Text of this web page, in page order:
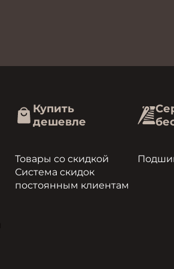
Купить
дешевле
Товары со скидкой
Система скидок
постоянным клиентам